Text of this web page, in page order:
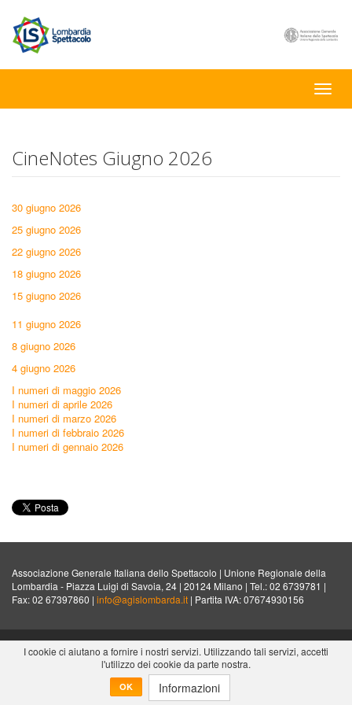
Toggle
CineNotes Giugno 2026
30 giugno 2026
25 giugno 2026
22 giugno 2026
18 giugno 2026
15 giugno 2026
11 giugno 2026
8 giugno 2026
4 giugno 2026
I numeri di maggio 2026
I numeri di aprile 2026
I numeri di marzo 2026
I numeri di febbraio 2026
I numeri di gennaio 2026
Associazione Generale Italiana dello Spettacolo | Unione Regionale della
Lombardia - Piazza Luigi di Savoia, 24 | 20124 Milano | Tel.: 02 6739781 |
Fax: 02 67397860 | info@agislombarda.it | Partita IVA: 07674930156
Copyright @ 2015 18Months S.r.l.
I cookie ci aiutano a fornire i nostri servizi. Utilizzando tali servizi, accetti
l'utilizzo dei cookie da parte nostra.
OK Informazioni